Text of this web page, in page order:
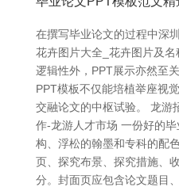
在撰写毕业论文的过程中深
花卉图片大全_花卉图片及
逻辑性外，PPT展示亦然至
PPT模板不仅能培植举座视
交融论文的中枢试验。 龙游
作-龙游人才市场 一份好的
构、浮松的翰墨和专科的配
页、探究布景、探究措施、
分。封面页应包含论文题目